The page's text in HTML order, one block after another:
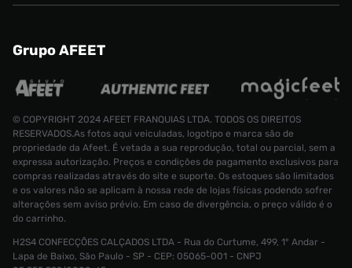
Camiseta adidas Argentina Masculina
Grupo AFEET
© COPYRIGHT 2024 AFEET FRANQUIAS LTDA. TODOS OS DIREITOS
RESERVADOS.As fotos aqui veiculadas, logotipo e marca são de
propriedade da Afeet. É vetada a sua reprodução, total ou parcial, sem a
expressa autorização. Preços e condições de pagamento exclusivos para
compras realizadas através do site e suporte. Os estoques são limitados
e os valores não se aplicam à nossa rede de lojas físicas podendo sofrer
alterações sem aviso prévio. Em caso de divergência, o preço válido é o
do carrinho.
H2S4 CONFECÇÕES CALÇADOS LTDA - Rua do Curtume, 499, 1° Andar -
Lapa de Baixo, São Paulo - SP - CEP: 05065-001 - CNPJ